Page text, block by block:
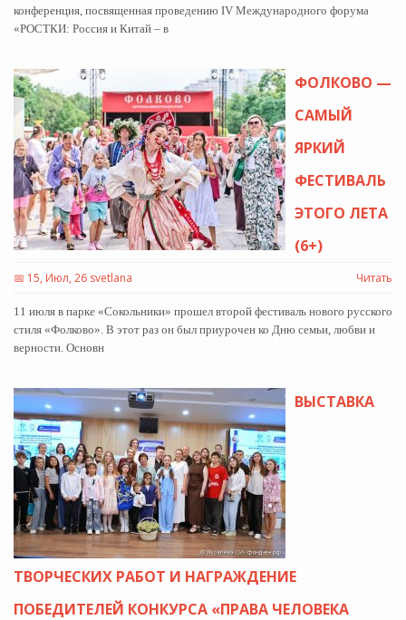
конференция, посвященная проведению IV Международного форума
«РОСТКИ: Россия и Китай – в
ФОЛКОВО —
САМЫЙ
ЯРКИЙ
ФЕСТИВАЛЬ
ЭТОГО ЛЕТА
(6+)
📅 15, Июл, 26 svetlana Читать
11 июля в парке «Сокольники» прошел второй фестиваль нового русского
стиля «Фолково». В этот раз он был приурочен ко Дню семьи, любви и
верности. Основн
ВЫСТАВКА
ТВОРЧЕСКИХ РАБОТ И НАГРАЖДЕНИЕ
ПОБЕДИТЕЛЕЙ КОНКУРСА «ПРАВА ЧЕЛОВЕКА